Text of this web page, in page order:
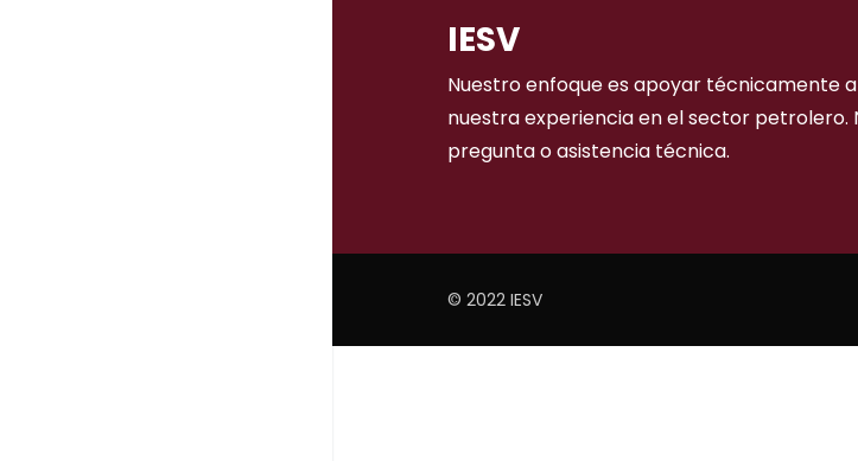
IESV
Nuestro enfoque es apoyar técnicamente
nuestra experiencia en el sector
pregunta o asistencia técnica.
© 2022 IESV